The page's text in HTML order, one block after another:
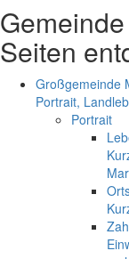
Seiten
Großgemeinde
Portrait,
Portrait